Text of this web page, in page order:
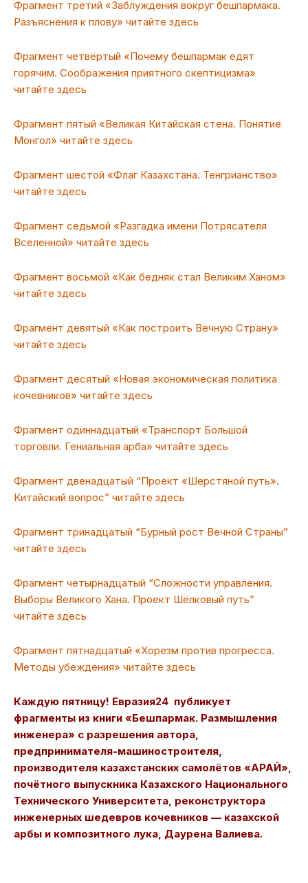
Фрагмент третий «Заблуждения вокруг бешпармака.
Разъяснения к плову» читайте здесь
Фрагмент четвёртый «Почему бешпармак едят
горячим. Соображения приятного скептицизма»
читайте здесь
Фрагмент пятый «Великая Китайская стена. Понятие
Монгол» читайте здесь
Фрагмент шестой «Флаг Казахстана. Тенгрианство»
читайте здесь
Фрагмент седьмой «Разгадка имени Потрясателя
Вселенной» читайте здесь
Фрагмент восьмой «Как бедняк стал Великим Ханом»
читайте здесь
Фрагмент девятый «Как построить Вечную Страну»
читайте здесь
Фрагмент десятый «Новая экономическая политика
кочевников» читайте здесь
Фрагмент одиннадцатый «Транспорт Большой
торговли. Гениальная арба» читайте здесь
Фрагмент двенадцатый “Проект «Шерстяной путь».
Китайский вопрос” читайте здесь
Фрагмент тринадцатый “Бурный рост Вечной Страны”
читайте здесь
Фрагмент четырнадцатый “Сложности управления.
Выборы Великого Хана. Проект Шёлковый путь”
читайте здесь
Фрагмент пятнадцатый «Хорезм против прогресса.
Методы убеждения» читайте здесь
Каждую пятницу! Евразия24 публикует
фрагменты из книги «Бешпармак. Размышления
инженера» с разрешения автора,
предпринимателя-машиностроителя,
производителя казахстанских самолётов «АРАЙ»,
почётного выпускника Казахского Национального
Технического Университета, реконструктора
инженерных шедевров кочевников — казахской
арбы и композитного лука, Даурена Валиева.